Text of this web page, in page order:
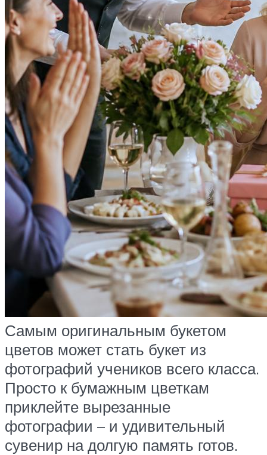
Самым оригинальным букетом
цветов может стать букет из
фотографий учеников всего класса.
Просто к бумажным цветкам
приклейте вырезанные
фотографии – и удивительный
сувенир на долгую память готов.